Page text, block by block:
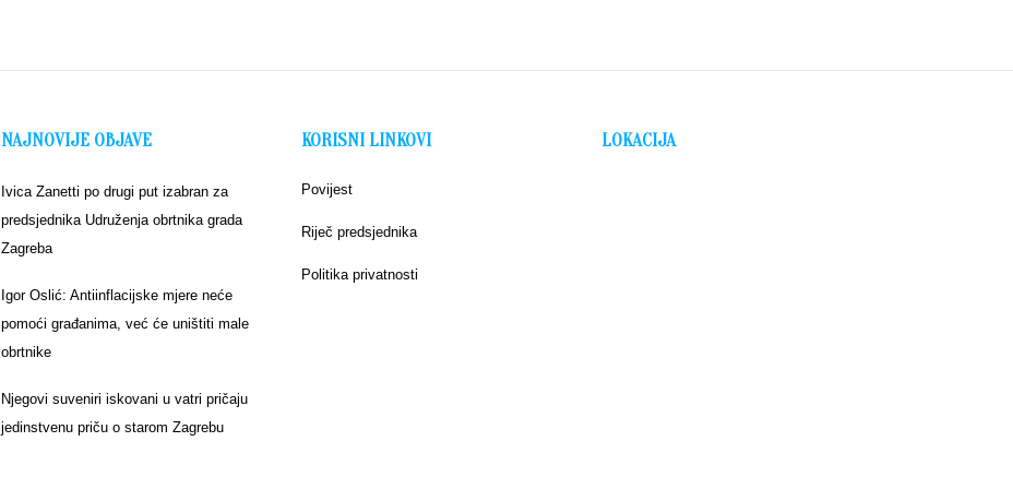
NAJNOVIJE OBJAVE
Ivica Zanetti po drugi put izabran za
predsjednika Udruženja obrtnika grada
Zagreba
Igor Oslić: Antiinflacijske mjere neće
pomoći građanima, već će uništiti male
obrtnike
Njegovi suveniri iskovani u vatri pričaju
jedinstvenu priču o starom Zagrebu
KORISNI LINKOVI
Povijest
Riječ predsjednika
Politika privatnosti
LOKACIJA